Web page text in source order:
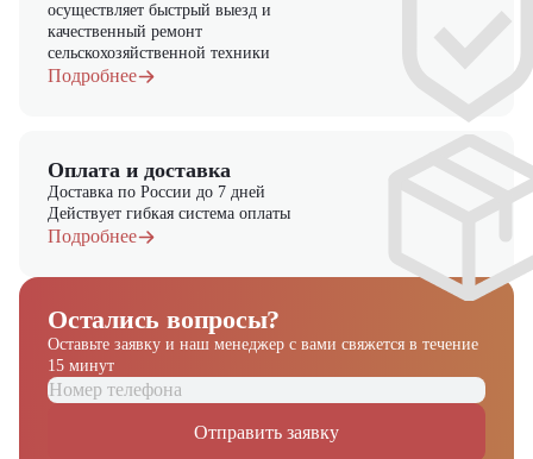
осуществляет быстрый выезд и
качественный ремонт
сельскохозяйственной техники
Подробнее
Оплата и доставка
Доставка по России до 7 дней
Действует гибкая система оплаты
Подробнее
Остались вопросы?
Оставьте заявку и наш менеджер с вами свяжется в течение
15 минут
Отправить заявку